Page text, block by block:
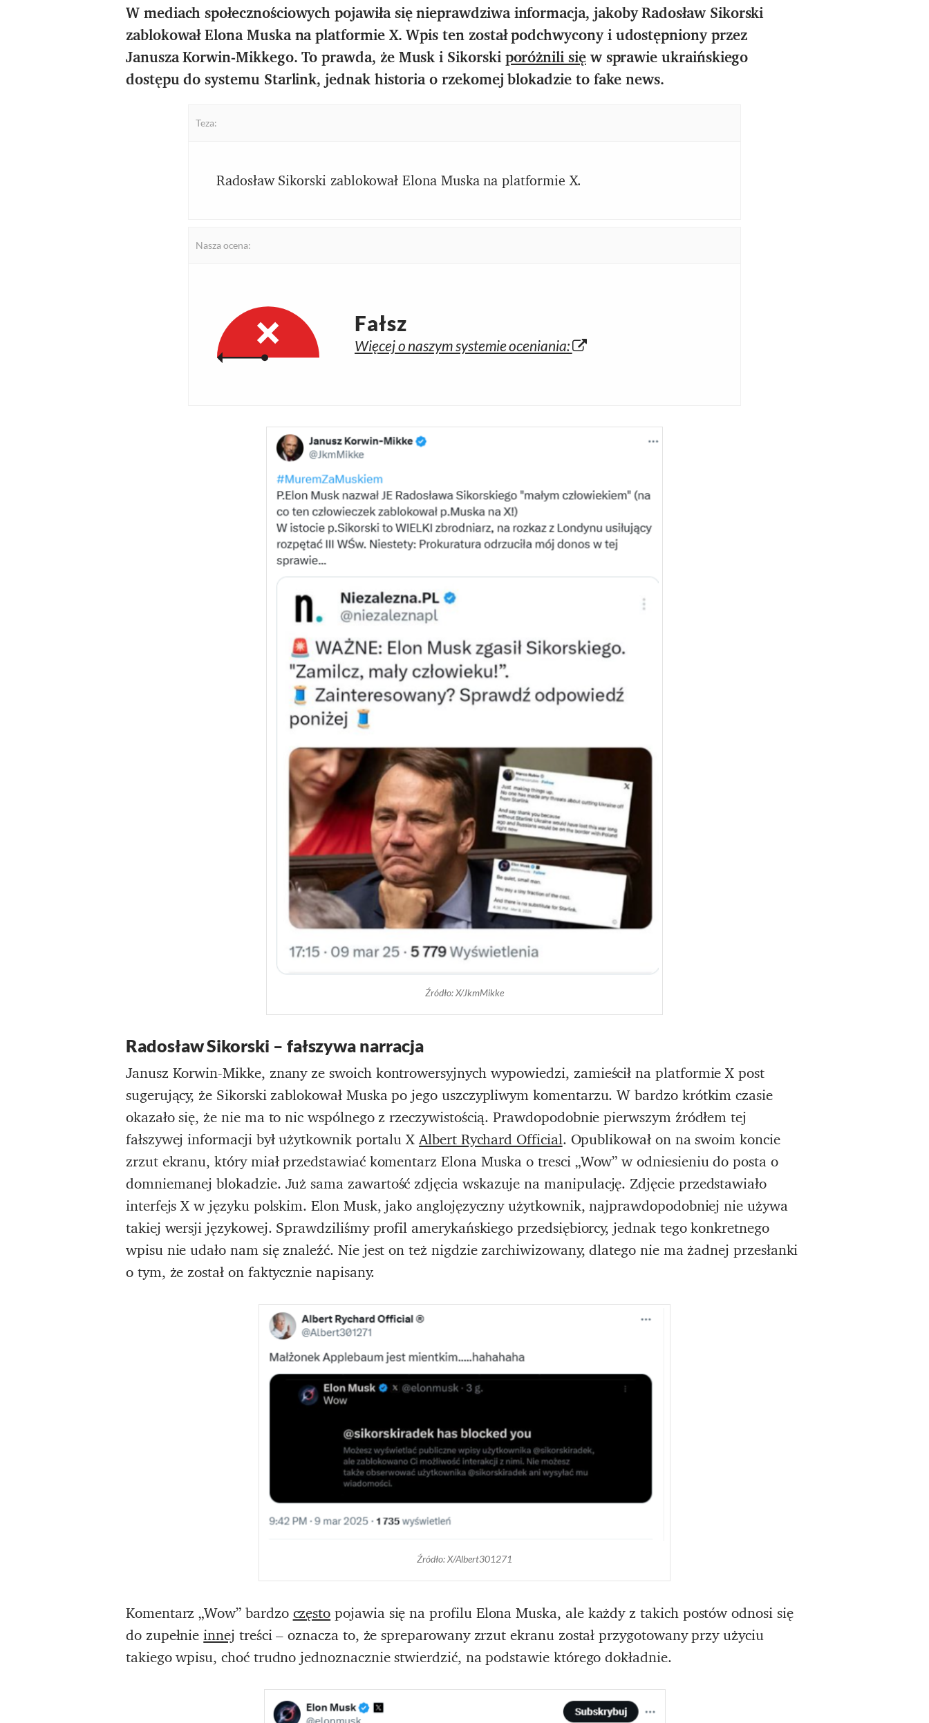
W mediach społecznościowych pojawiła się nieprawdziwa informacja, jakoby Radosław Sikorski
zablokował Elona Muska na platformie X. Wpis ten został podchwycony i udostępniony przez
Janusza Korwin-Mikkego. To prawda, że Musk i Sikorskiporóżnili sięw sprawie ukraińskiego
dostępu do systemu Starlink, jednak historia o rzekomej blokadzie to fake news.
Teza:
Radosław Sikorski zablokował Elona Muska na platformie X.
Nasza ocena:
Fałsz
Więcej o naszym systemie oceniania:
Źródło: X/JkmMikke
Radosław Sikorski – fałszywa narracja
Janusz Korwin-Mikke, znany ze swoich kontrowersyjnych wypowiedzi, zamieścił na platformie X post
sugerujący, że Sikorski zablokował Muska po jego uszczypliwym komentarzu. W bardzo krótkim czasie
okazało się, że nie ma to nic wspólnego z rzeczywistością. Prawdopodobnie pierwszym źródłem tej
fałszywej informacji był użytkownik portalu XAlbert Rychard Official. Opublikował on na swoim koncie
zrzut ekranu, który miał przedstawiać komentarz Elona Muska o tresci „Wow” w odniesieniu do posta o
domniemanej blokadzie. Już sama zawartość zdjęcia wskazuje na manipulację. Zdjęcie przedstawiało
interfejs X w języku polskim. Elon Musk, jako anglojęzyczny użytkownik, najprawdopodobniej nie używa
takiej wersji językowej. Sprawdziliśmy profil amerykańskiego przedsiębiorcy, jednak tego konkretnego
wpisu nie udało nam się znaleźć. Nie jest on też nigdzie zarchiwizowany, dlatego nie ma żadnej przesłanki
o tym, że został on faktycznie napisany.
Źródło: X/Albert301271
Komentarz „Wow” bardzoczęstopojawia się na profilu Elona Muska, ale każdy z takich postów odnosi się
do zupełnieinnejtreści – oznacza to, że spreparowany zrzut ekranu został przygotowany przy użyciu
takiego wpisu, choć trudno jednoznacznie stwierdzić, na podstawie którego dokładnie.